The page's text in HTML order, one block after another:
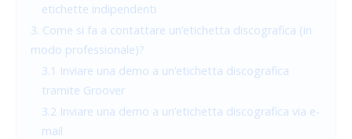
etichette indipendenti
3. Come si fa a contattare un’etichetta discografica (in
modo professionale)?
3.1 Inviare una demo a un’etichetta discografica
tramite Groover
3.2 Inviare una demo a un’etichetta discografica via e-
mail